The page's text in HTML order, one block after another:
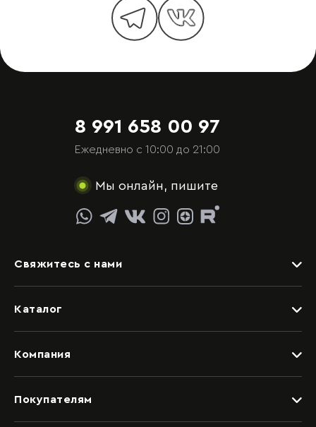
8 991 658 00 97
Ежедневно с 10:00 до 21:00
Мы онлайн, пишите
Каталог
Детские
Спальни
Гостиные
Прихожие
Компания
Дизайнерам
Салоны
Вакансии
Покупателям
Рассрочка и кредит
Свяжитесь с нами
Задать вопрос
Видеоконсультация со специалистом
Обращение в отдел качества
Написать руководству